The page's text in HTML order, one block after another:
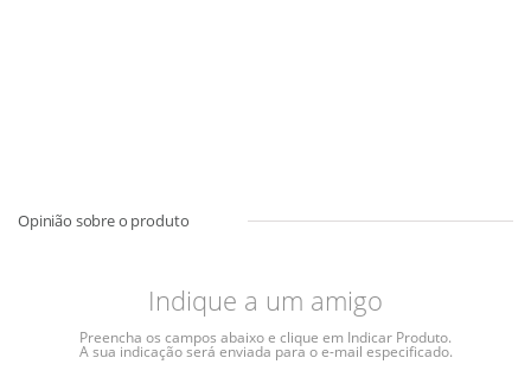
Indique a um amigo
Preencha os campos abaixo e clique em Indicar Produto.
A sua indicação será enviada para o e-mail especificado.